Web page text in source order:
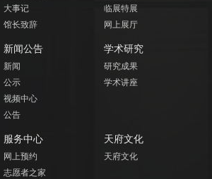
大事记
馆长致辞
临展特展
网上展厅
新闻公告
新闻
公示
视频中心
公告
学术研究
研究成果
学术讲座
服务中心
网上预约
志愿者之家
天府文化
天府文化